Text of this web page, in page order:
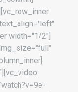
width="1/2"]